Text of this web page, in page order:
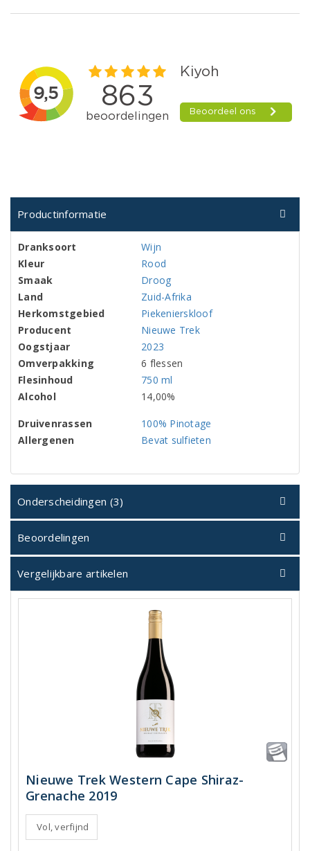
Productinformatie
Dranksoort
Wijn
Kleur
Rood
Smaak
Droog
Land
Zuid-Afrika
Herkomstgebied
Piekenierskloof
Producent
Nieuwe Trek
Oogstjaar
2023
Omverpakking
6 flessen
Flesinhoud
750 ml
Alcohol
14,00%
Druivenrassen
100% Pinotage
Allergenen
Bevat sulfieten
Onderscheidingen (3)
Beoordelingen
Vergelijkbare artikelen
Nieuwe Trek Western Cape Shiraz-
Grenache 2019
Vol, verfijnd